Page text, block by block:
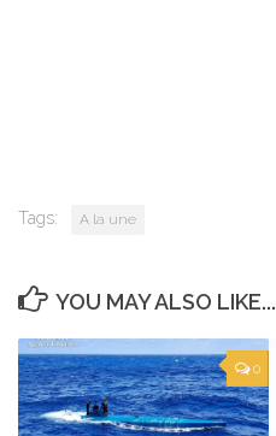
Tags: A la une
YOU MAY ALSO LIKE...
0